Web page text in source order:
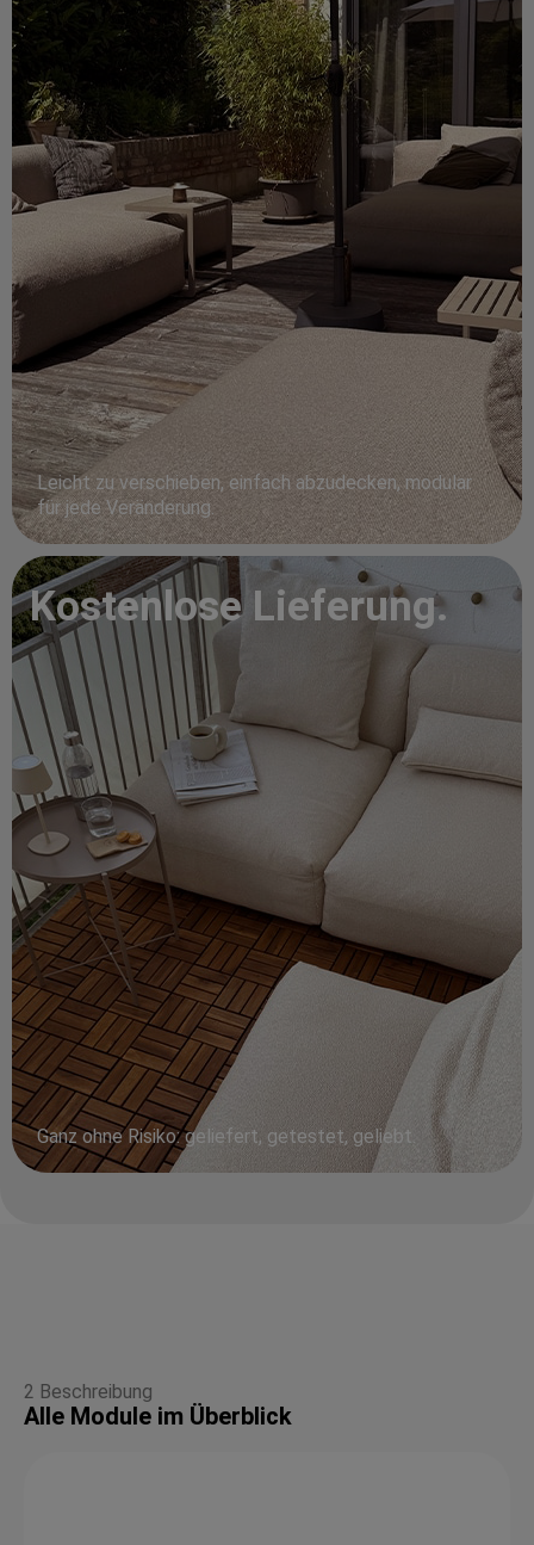
Leicht zu verschieben, einfach abzudecken, modular
für jede Veränderung.
Kostenlose Lieferung.
Ganz ohne Risiko: geliefert, getestet, geliebt.
2 Beschreibung
Alle Module im Überblick